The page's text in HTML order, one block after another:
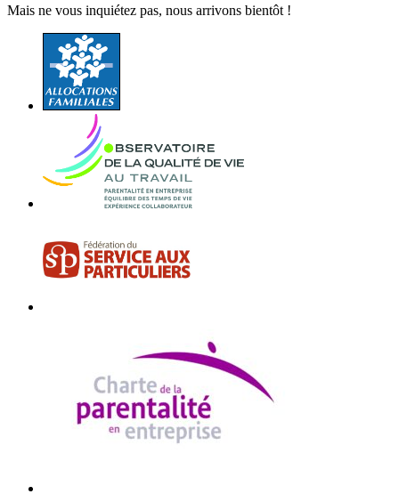
Mais ne vous inquiétez pas, nous arrivons bientôt !